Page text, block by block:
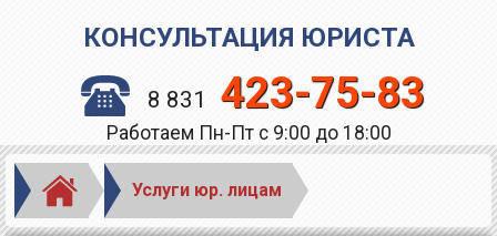
КОНСУЛЬТАЦИЯ ЮРИСТА
8 831 423-75-83
Работаем Пн-Пт с 9:00 до 18:00
Услуги юр. лицам